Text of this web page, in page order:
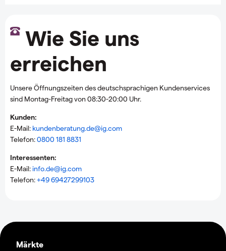
Wie Sie uns
erreichen
Unsere Öffnungszeiten des deutschsprachigen Kundenservices
sind Montag-Freitag von 08:30-20:00 Uhr.
Kunden:
E-Mail: kundenberatung.de@ig.com
Telefon:0800 181 8831
Interessenten:
E-Mail:info.de@ig.com
Telefon:+49 69427299103
Märkte